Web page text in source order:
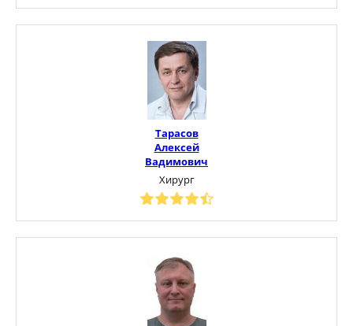
Тарасов
Алексей
Вадимович
Хирург